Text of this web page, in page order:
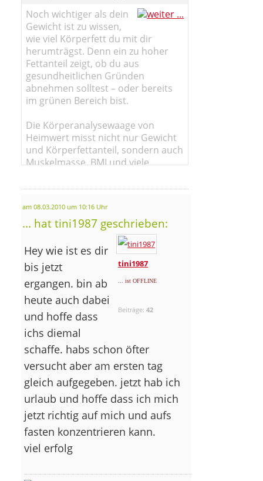
Noch wichtiger als dein
Gewicht ist zu wissen,
wie viel Körperfett du mit dir
herumträgst. Denn ein zu hoher
Fettanteil zeigt, ob du aus
gesundheitlichen Gründen
abnehmen solltest – oder bereits
im grünen Bereich bist.
Die Körperanalysewaage von
Heimwert misst nicht nur Gewicht
und Körperfettanteil, sondern auch
Muskelmasse, BMI und viele
am 08.03.2010 um 10:16 Uhr
... hat tini1987 geschrieben:
tini1987
... ist OFFLINE
Beiträge:42
Hey wie ist es dir
bis jetzt
ergangen. bin ab
heute auch dabei
und hoffe dass
ichs diemal
schaffe. habs schon öfter
versucht aber am ersten tag
gleich aufgegeben. jetzt hab ich
urlaub und hoffe dass ich mich
jetzt richtig auf mich und aufs
fasten konzentrieren kann.
viel erfolg